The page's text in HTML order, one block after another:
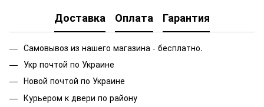
Доставка Оплата Гарантия
Самовывоз из нашего магазина - бесплатно.
Укр почтой по Украине
Новой почтой по Украине
Курьером к двери по району